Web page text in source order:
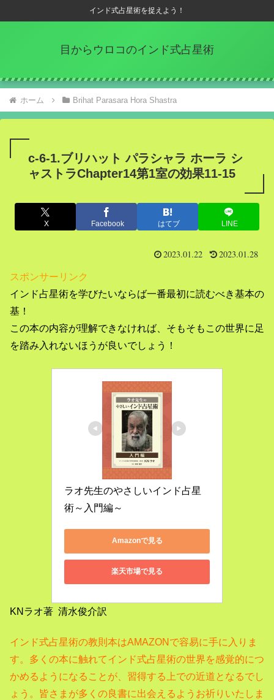
インド式占星術を捉えよう！
目からウロコのインド式占星術
ホーム Brihat Parasara Hora Shastra
c-6-1.ブリハット パラシャラ ホーラ シ
ャストラChapter14第1室の効果11-15
X Facebook はてブ LINE
2023.01.22 2023.01.28
スポンサーリンク
インド占星術を学びたいならば一番最初に読むべき基本の
基！
この本の内容が理解できなければ、そもそもこの世界に足
を踏み入れないほうが良いでしょう！
ラオ先生のやさしいインド占星
術～入門編～
Amazonで見る
楽天市場で見る
KNラオ著 清水俊介訳
インド式占星術の教則本はAMAZONで容易に手に入りま
す。 多くの本に触れてインド式占星術の世界を感覚的につ
かめるようになることが、習得する上での近道となるでし
ょう。 皆さまが多くの良書に出会えるようお祈りいたしま